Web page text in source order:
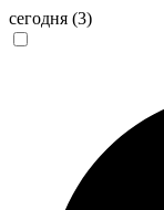
сегодня (3)